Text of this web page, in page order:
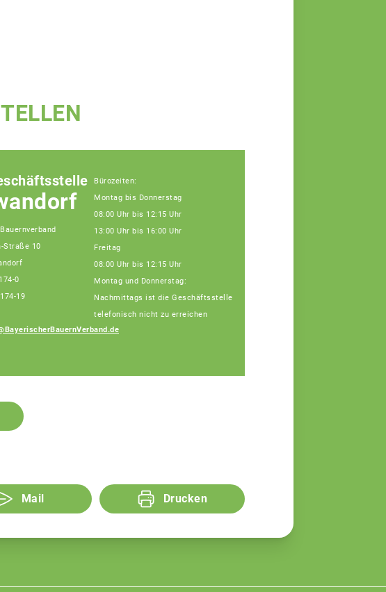
Straße 10
0
19
Bürozeiten:
Montag bis Donnerstag
08:00 Uhr bis 12:15 Uhr
13:00 Uhr bis 16:00 Uhr
Freitag
08:00 Uhr bis 12:15 Uhr
Montag und Donnerstag:
Nachmittags ist die Geschäftsstelle
telefonisch nicht zu erreichen
Mail Drucken